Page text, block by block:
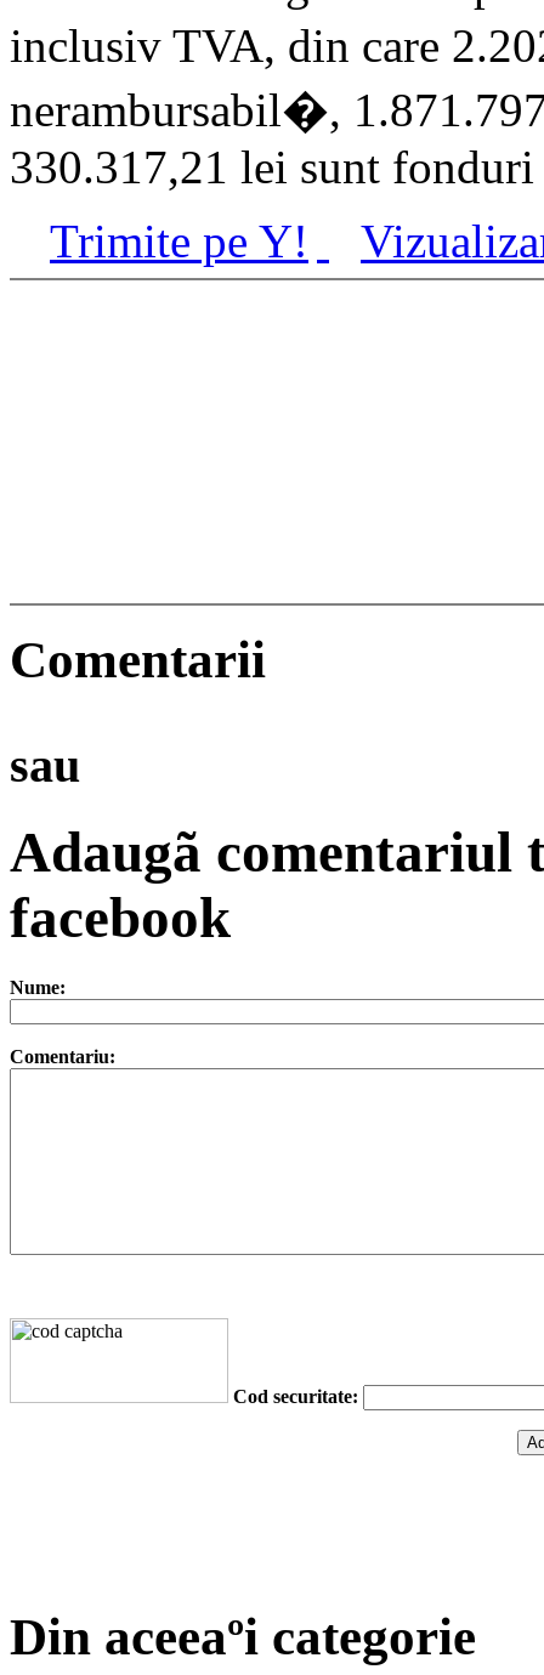
inclusiv TVA, din care
nerambursabil�,
330.317,21 lei sunt
Trimite pe Y!
Comentarii
sau
Adaugã comentariul
facebook
Nume:
Comentariu:
Cod securitate:
Din aceeaºi categorie